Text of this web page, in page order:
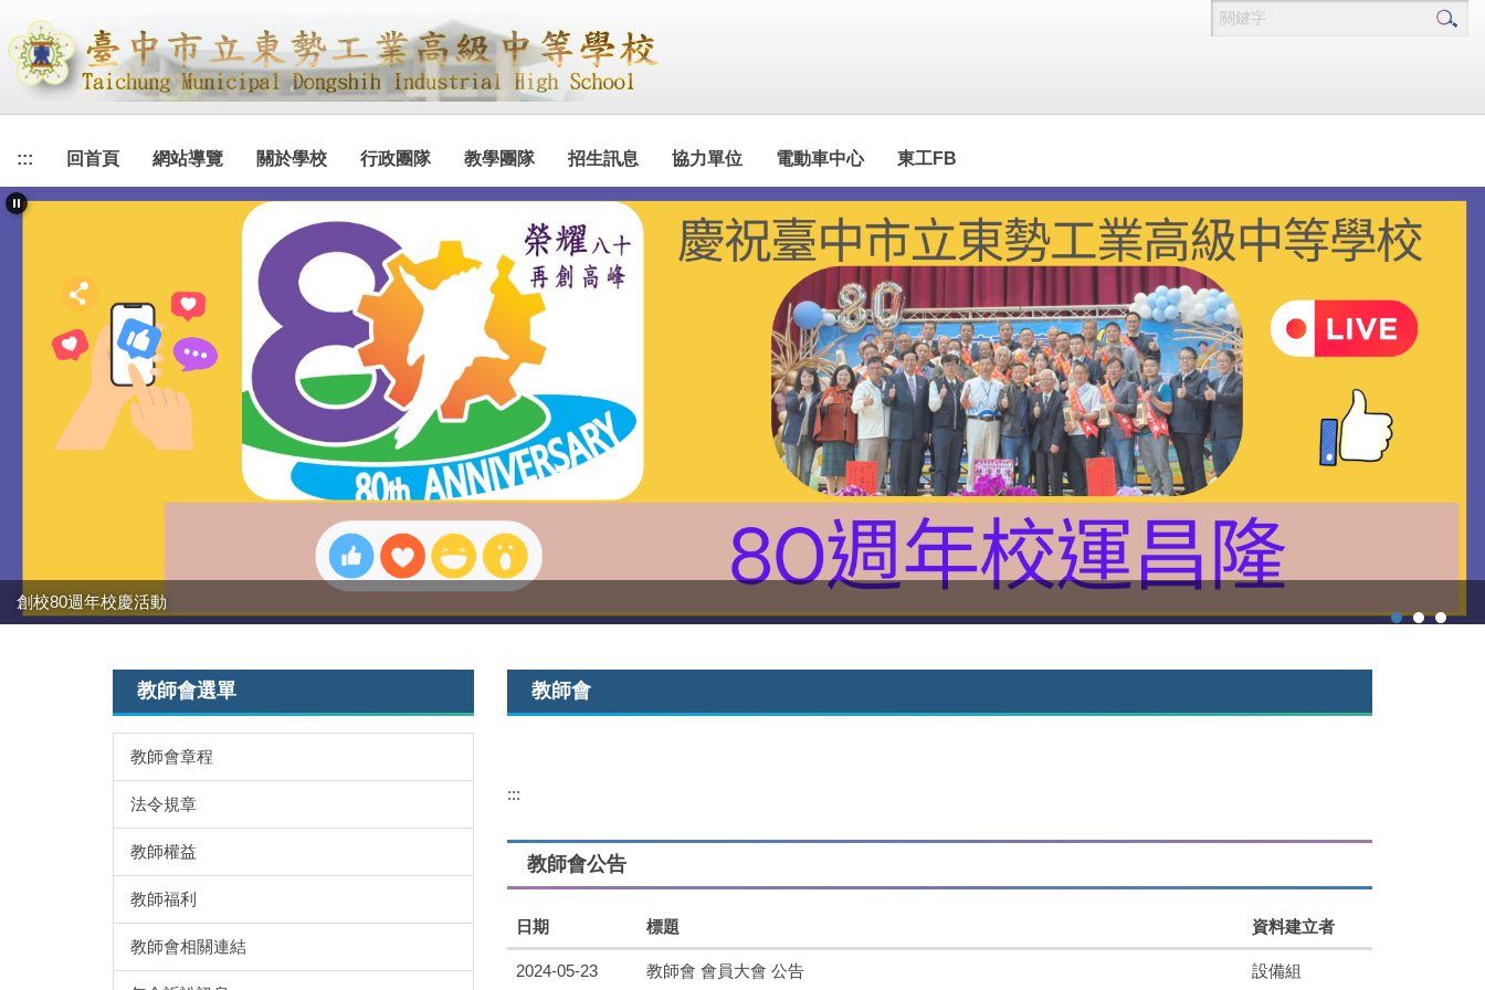
到
主
要
內
區
::: 回首頁 網站導覽 關於學校 行政團隊 教學團隊 招生訊息 協力單位 電動車中心 東工FB
創校80週年校慶活動
教師會選單
教師會章程
法令規章
教師權益
教師福利
教師會相關連結
教師會
:::
教師會公告
日期 標題 資料建立者
2024-05-23 教師會 會員大會 公告 設備組